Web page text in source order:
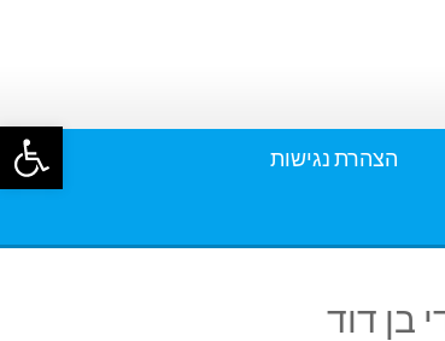
פתח הצהרת נגישות